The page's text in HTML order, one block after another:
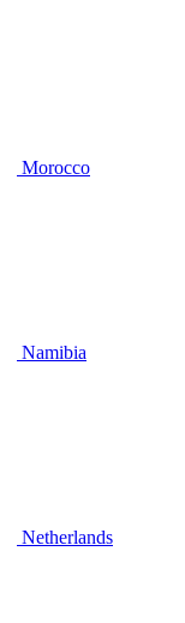
Morocco
Namibia
Netherlands